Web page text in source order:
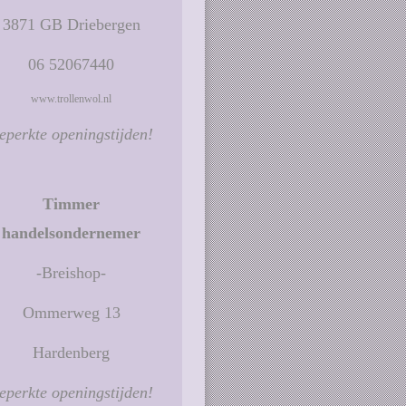
3871 GB Driebergen
06 52067440
www.trollenwol.nl
openingstijden!
Timmer
handelsondernemer
-Breishop-
Ommerweg 13
Hardenberg
openingstijden!